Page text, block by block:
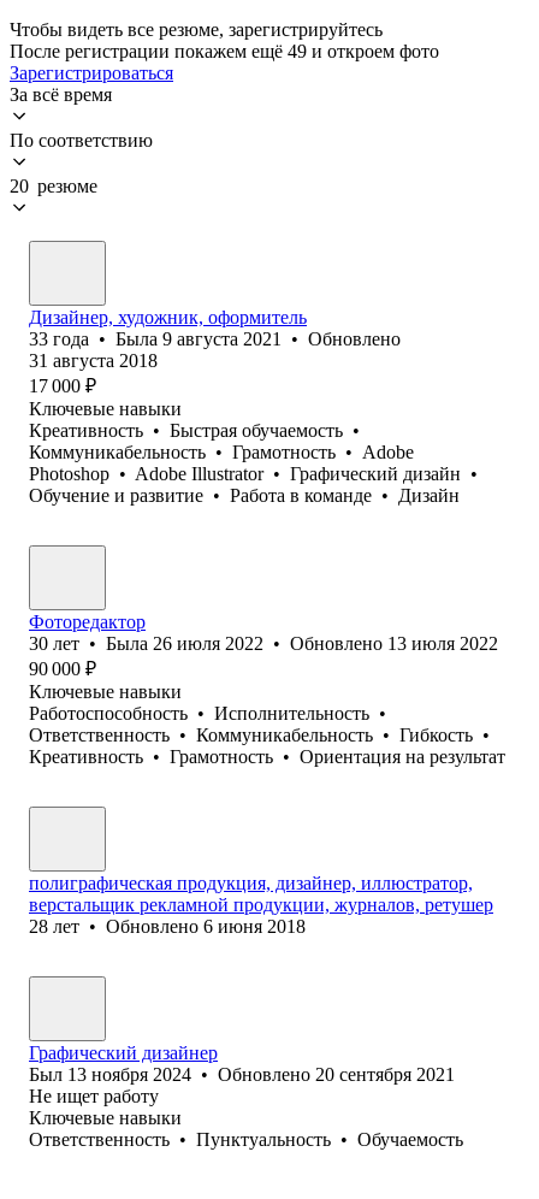
Чтобы видеть все резюме, зарегистрируйтесь
После регистрации покажем ещё 49 и откроем фото
Зарегистрироваться
За всё время
По соответствию
20 резюме
Дизайнер, художник, оформитель
33 года • Была 9 августа 2021 • Обновлено
31 августа 2018
17 000 ₽
Ключевые навыки
Креативность • Быстрая обучаемость •
Коммуникабельность • Грамотность • Adobe
Photoshop • Adobe Illustrator • Графический дизайн •
Обучение и развитие • Работа в команде • Дизайн
Фоторедактор
30 лет • Была 26 июля 2022 • Обновлено 13 июля 2022
90 000 ₽
Ключевые навыки
Работоспособность • Исполнительность •
Ответственность • Коммуникабельность • Гибкость •
Креативность • Грамотность • Ориентация на результат
полиграфическая продукция, дизайнер, иллюстратор,
верстальщик рекламной продукции, журналов, ретушер
28 лет • Обновлено 6 июня 2018
Графический дизайнер
Был 13 ноября 2024 • Обновлено 20 сентября 2021
Не ищет работу
Ключевые навыки
Ответственность • Пунктуальность • Обучаемость